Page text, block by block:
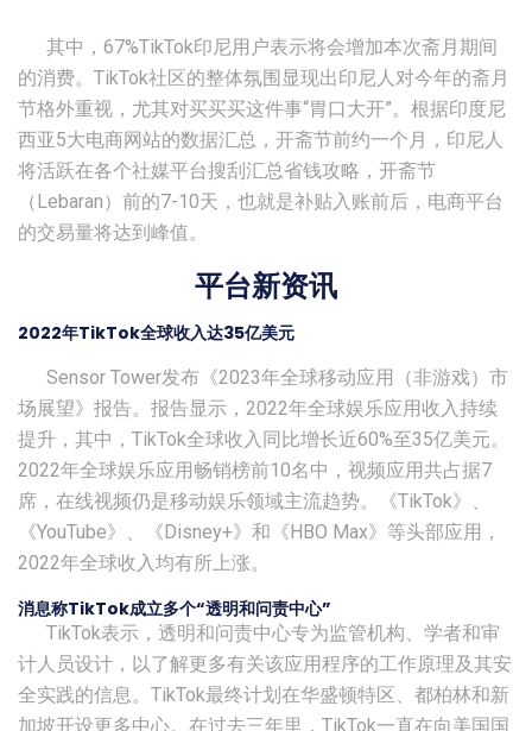
其中，67%TikTok印尼用户表示将会增加本次斋月期间
的消费。TikTok社区的整体氛围显现出印尼人对今年的斋月
节格外重视，尤其对买买买这件事“胃口大开”。根据印度尼
西亚5大电商网站的数据汇总，开斋节前约一个月，印尼人
将活跃在各个社媒平台搜刮汇总省钱攻略，开斋节
（Lebaran）前的7-10天，也就是补贴入账前后，电商平台
的交易量将达到峰值。
平台新资讯
2022年TikTok全球收入达35亿美元
Sensor Tower发布《2023年全球移动应用（非游戏）市
场展望》报告。报告显示，2022年全球娱乐应用收入持续
提升，其中，TikTok全球收入同比增长近60%至35亿美元。
2022年全球娱乐应用畅销榜前10名中，视频应用共占据7
席，在线视频仍是移动娱乐领域主流趋势。《TikTok》、
《YouTube》、《Disney+》和《HBO Max》等头部应用，
2022年全球收入均有所上涨。
消息称TikTok成立多个“透明和问责中心”
TikTok表示，透明和问责中心专为监管机构、学者和审
计人员设计，以了解更多有关该应用程序的工作原理及其安
全实践的信息。TikTok最终计划在华盛顿特区、都柏林和新
加坡开设更多中心。在过去三年里，TikTok一直在向美国国